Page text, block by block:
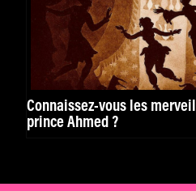
Connaissez-vous les
prince Ahmed ?